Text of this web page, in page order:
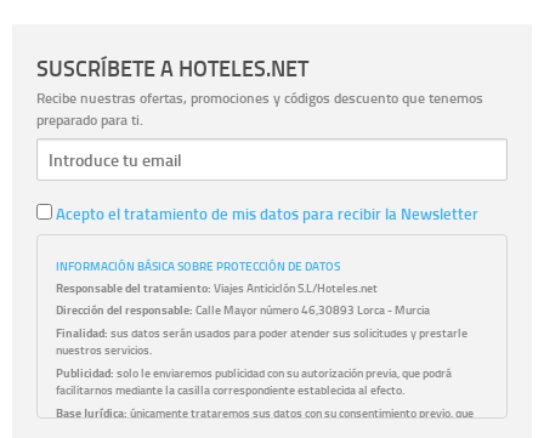
SUSCRÍBETE A HOTELES.NET
Recibe nuestras ofertas, promociones y códigos descuento que tenemos
preparado para ti.
Acepto el tratamiento de mis datos para recibir la Newsletter
INFORMACIÓN BÁSICA SOBRE PROTECCIÓN DE DATOS
Responsable del tratamiento: Viajes Anticiclón S.L/Hoteles.net
Dirección del responsable: Calle Mayor número 46,30893 Lorca - Murcia
Finalidad: sus datos serán usados para poder atender sus solicitudes y prestarle
nuestros servicios.
Publicidad: solo le enviaremos publicidad con su autorización previa, que podrá
facilitarnos mediante la casilla correspondiente establecida al efecto.
Base Jurídica: únicamente trataremos sus datos con su consentimiento previo, que